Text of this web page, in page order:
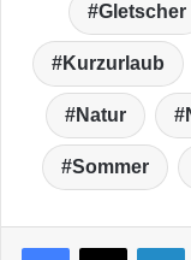
Gletscher
Kurzurlaub
Natur
Sommer